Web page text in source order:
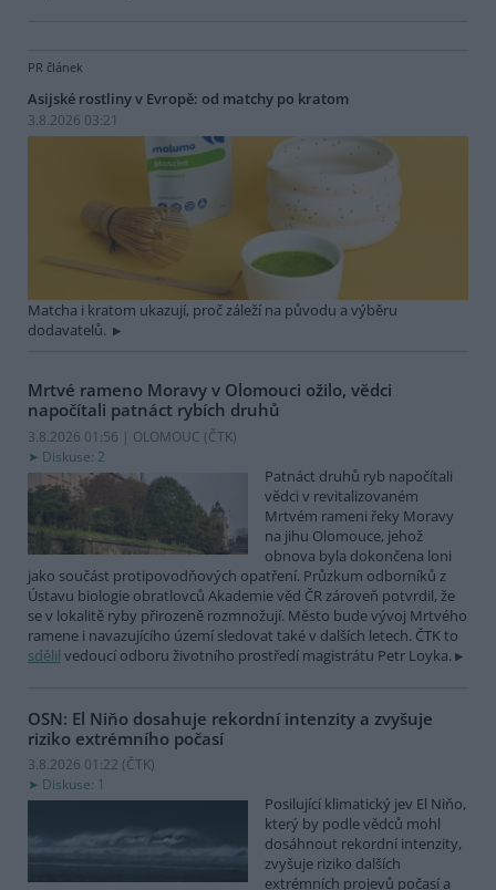
PR článek
Asijské rostliny v Evropě: od matchy po kratom
3.8.2026 03:21
Matcha i kratom ukazují, proč záleží na původu a výběru
dodavatelů.
Mrtvé rameno Moravy v Olomouci ožilo, vědci
napočítali patnáct rybích druhů
3.8.2026 01:56 | OLOMOUC (ČTK)
Diskuse: 2
Patnáct druhů ryb napočítali
vědci v revitalizovaném
Mrtvém rameni řeky Moravy
na jihu Olomouce, jehož
obnova byla dokončena loni
jako součást protipovodňových opatření. Průzkum odborníků z
Ústavu biologie obratlovců Akademie věd ČR zároveň potvrdil, že
se v lokalitě ryby přirozeně rozmnožují. Město bude vývoj Mrtvého
ramene i navazujícího území sledovat také v dalších letech. ČTK to
sdělil vedoucí odboru životního prostředí magistrátu Petr Loyka.
OSN: El Niňo dosahuje rekordní intenzity a zvyšuje
riziko extrémního počasí
3.8.2026 01:22 (ČTK)
Diskuse: 1
Posilující klimatický jev El Niňo,
který by podle vědců mohl
dosáhnout rekordní intenzity,
zvyšuje riziko dalších
extrémních projevů počasí a